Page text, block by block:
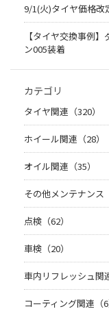
9/1(火)タイヤ価格改
【タイヤ交換事例
ン005装着
カテゴリ
タイヤ関連（320）
ホイール関連（28）
オイル関連（35）
その他メンテナンス
点検（62）
車検（20）
車内リフレッシュ関
コーティング関連（6